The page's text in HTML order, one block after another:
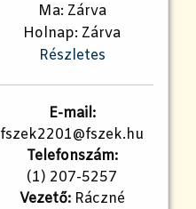
Ma: Zárva
Holnap: Zárva
Részletes
E-mail:
fszek2201@fszek.hu
Telefonszám:
(1) 207-5257
Vezető:Ráczné